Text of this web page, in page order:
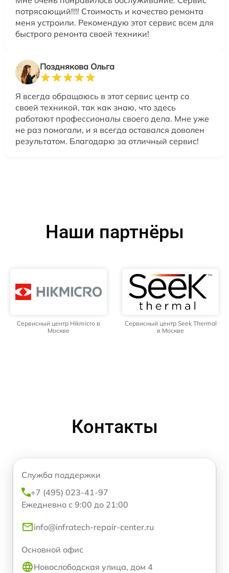
потрясающий!!!! Стоимость и качество ремонта
меня устроили. Рекомендую этот сервис всем для
быстрого ремонта своей техники!
Позднякова Ольга
Я всегда обращаюсь в этот сервис центр со
своей техникой, так как знаю, что здесь
работают профессионалы своего дела. Мне уже
не раз помогали, и я всегда оставался доволен
результатом. Благодарю за отличный сервис!
Наши партнёры
Сервисный центр Hikmicro в
Москве
Сервисный центр Seek Thermal
в Москве
Контакты
Служба поддержки
+7 (495) 023-41-97
Ежедневно с 9:00 до 21:00
info@infratech-repair-center.ru
Основной офис
Новослободская улица, дом 4